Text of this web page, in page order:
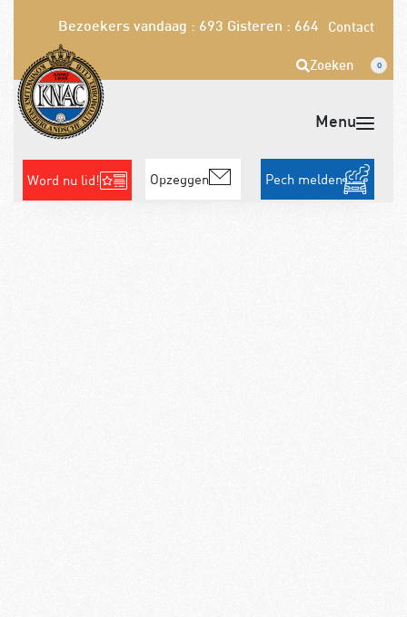
Bezoekers vandaag : 693 Gisteren : 664 Contact
Zoeken 0
Word nu lid! Opzeggen Pech melden